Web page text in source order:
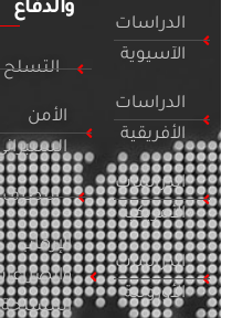
الدراسات
الآسيوية
الدراسات
الأفريقية
الدراسات
الأمريكية
الدراسات
الأوروبية
والدفاع
التسلح
الأمن
السيبراني
التطرف
الإرهاب
والصراعات
المسلحة